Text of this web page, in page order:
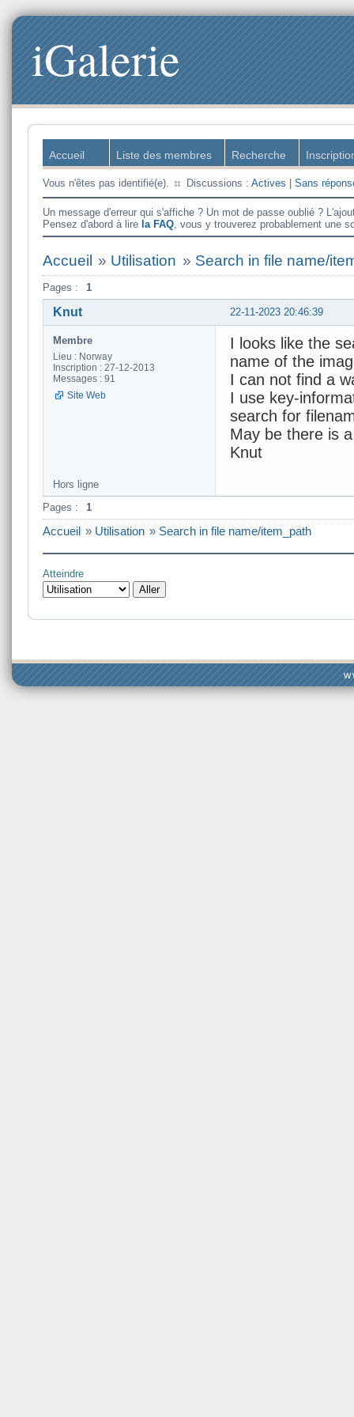
iGalerie
Accueil Liste des membres Recherche
Vous n'êtes pas identifié(e). Discussions : Actives Sans
Un message d'erreur qui s'affiche ? Un mot de passe oublié ?
Pensez d'abord à lire la FAQ, vous y trouverez probablement une
Accueil » Utilisation » Search in file name/
Pages : 1
22-11-2023 20:46:39
Knut
Membre
Lieu : Norway
Inscription : 27-12-2013
Messages : 91
Site Web
I looks like the
name of the
I can not find a
I use key-
search for
May be there is
Knut
Hors ligne
Pages :
1
Accueil » Utilisation » Search in file name/item_path
Atteindre